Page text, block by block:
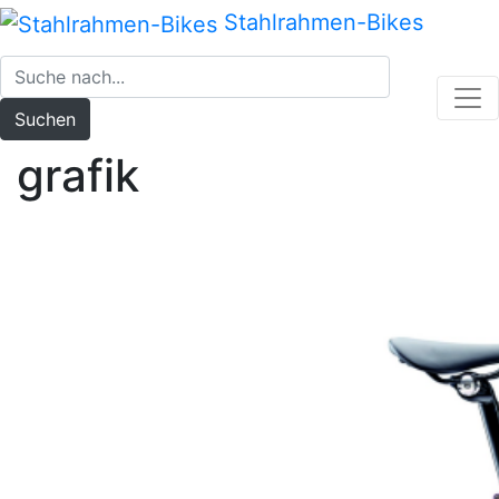
Zum
Inhalt
springen
Stahlrahmen-Bikes
Suchen
grafik